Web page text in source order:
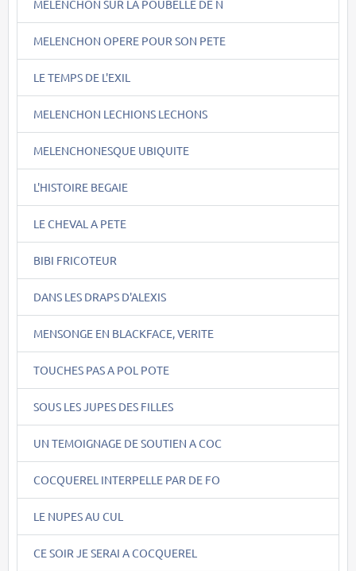
MELENCHON SUR LA POUBELLE DE N
MELENCHON OPERE POUR SON PETE
LE TEMPS DE L'EXIL
MELENCHON LECHIONS LECHONS
MELENCHONESQUE UBIQUITE
L'HISTOIRE BEGAIE
LE CHEVAL A PETE
BIBI FRICOTEUR
DANS LES DRAPS D'ALEXIS
MENSONGE EN BLACKFACE, VERITE
TOUCHES PAS A POL POTE
SOUS LES JUPES DES FILLES
UN TEMOIGNAGE DE SOUTIEN A COC
COCQUEREL INTERPELLE PAR DE FO
LE NUPES AU CUL
CE SOIR JE SERAI A COCQUEREL